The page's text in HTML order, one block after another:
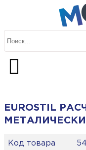
EUROSTIL
Код товара